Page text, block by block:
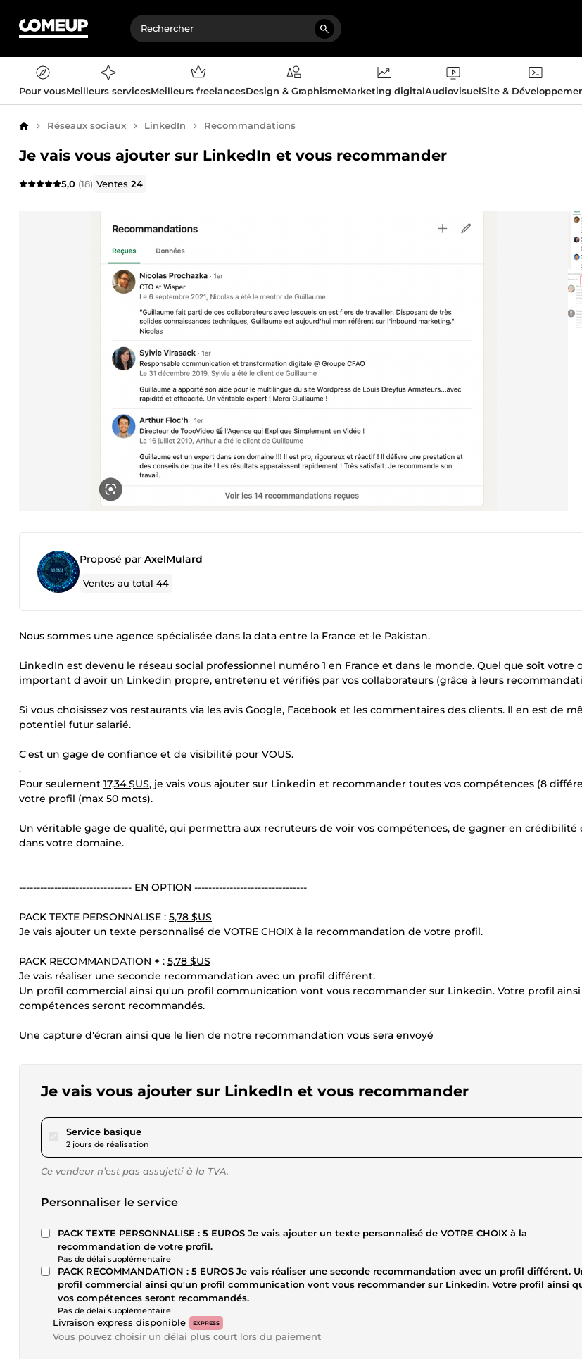
Pour vousMeilleurs servicesMeilleurs freelancesDesign & GraphismeMarketing digitalAudiovisuelSite &
AccueilRéseaux sociaux LinkedIn Recommandations
Je vais vous ajouter sur LinkedIn et vous recommander
5,0 (18) Ventes24
Proposé par AxelMulard
Ventes au total44
Nous sommes une agence spécialisée dans la data entre la France et le Pakistan.
LinkedIn est devenu le réseau social professionnel numéro 1 en France et dans le monde. Quel que soit votre
important d'avoir un Linkedin propre, entretenu et vérifiés par vos collaborateurs (grâce à leurs
Si vous choisissez vos restaurants via les avis Google, Facebook et les commentaires des clients. Il en est de
potentiel futur salarié.
C'est un gage de confiance et de visibilité pour VOUS.
.
Pour seulement 17,34 $US, je vais vous ajouter sur Linkedin et recommander toutes vos compétences (8
votre profil (max 50 mots).
Un véritable gage de qualité, qui permettra aux recruteurs de voir vos compétences, de gagner en
dans votre domaine.
-------------------------------- EN OPTION --------------------------------
PACK TEXTE PERSONNALISE : 5,78 $US
Je vais ajouter un texte personnalisé de VOTRE CHOIX à la recommandation de votre profil.
PACK RECOMMANDATION + : 5,78 $US
Je vais réaliser une seconde recommandation avec un profil différent.
Un profil commercial ainsi qu'un profil communication vont vous recommander sur Linkedin. Votre profil ainsi
compétences seront recommandés.
Une capture d'écran ainsi que le lien de notre recommandation vous sera envoyé
Je vais vous ajouter sur LinkedIn et vous recommander
Service basiquepour 17,34 $US
2 jours de réalisation
Ce vendeur n’est pas assujetti à la TVA.
Personnaliser le service
PACK TEXTE PERSONNALISE : 5 EUROS Je vais ajouter un texte personnalisé de VOTRE CHOIX à la
recommandation de votre profil.
Pas de délai supplémentaire
PACK RECOMMANDATION : 5 EUROS Je vais réaliser une seconde recommandation avec un profil différent.
profil commercial ainsi qu'un profil communication vont vous recommander sur Linkedin. Votre profil ainsi
vos compétences seront recommandés.
Pas de délai supplémentaire
Livraison express disponible EXPRESS
Vous pouvez choisir un délai plus court lors du paiement